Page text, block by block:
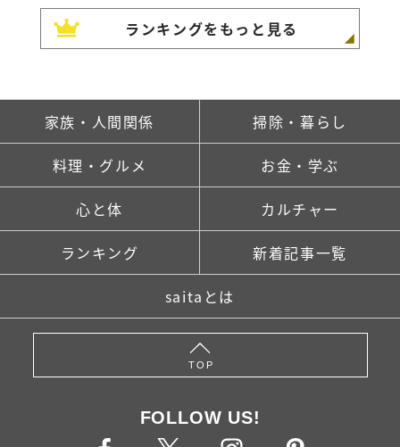
ランキングをもっと見る
家族・人間関係 掃除・暮らし
料理・グルメ お金・学ぶ
心と体 カルチャー
ランキング 新着記事一覧
saitaとは
TOP
FOLLOW US!